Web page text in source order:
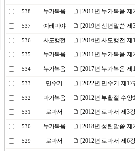
538 누가복음 [2011년 누가복음
537 예레미야 [2019년 신년말씀
536 사도행전 [2016년 사도행전
535 누가복음 [2011년 누가복음
534 누가복음 [2017년 누가복음
533 민수기 [2022년 민수기 제
532 마가복음 [2012년 부활절 수
531 로마서 [2012년 로마서 제3
530 누가복음 [2018년 성탄말씀
529 로마서 [2012년 로마서 제6